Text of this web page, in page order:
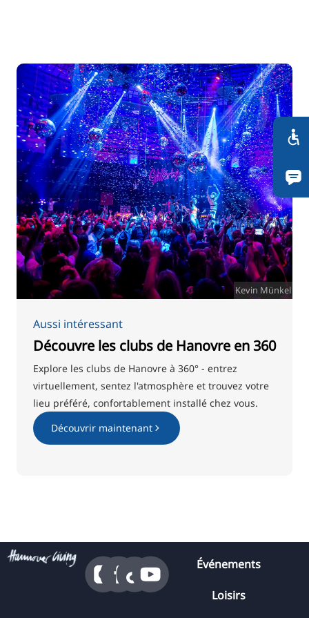
Kevin Münkel
Aussi intéressant
Découvre les clubs de Hanovre en 360
Explore les clubs de Hanovre à 360° - entrez
virtuellement, sentez l'atmosphère et trouvez votre
lieu préféré, confortablement installé chez vous.
Découvrir maintenant
Événements
Loisirs